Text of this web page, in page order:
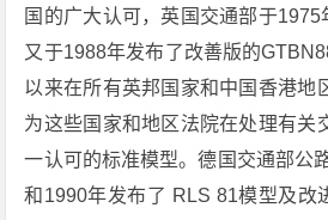
国的广大认可，英国交通部于1975
又于1988年发布了改善版的
以来在所有英邦国家和中国香港地
为这些国家和地区法院在处理有关
一认可的标准模型。德国交通部公
和1990年发布了 RLS 81模型及改